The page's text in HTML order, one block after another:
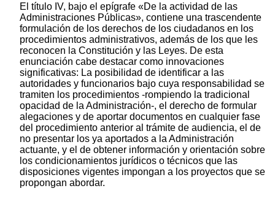
El título IV, bajo el epígrafe «De la actividad de las
Administraciones Públicas», contiene una trascendente
formulación de los derechos de los ciudadanos en los
procedimientos administrativos, además de los que les
reconocen la Constitución y las Leyes. De esta
enunciación cabe destacar como innovaciones
significativas: La posibilidad de identificar a las
autoridades y funcionarios bajo cuya responsabilidad se
tramiten los procedimientos -rompiendo la tradicional
opacidad de la Administración-, el derecho de formular
alegaciones y de aportar documentos en cualquier fase
del procedimiento anterior al trámite de audiencia, el de
no presentar los ya aportados a la Administración
actuante, y el de obtener información y orientación sobre
los condicionamientos jurídicos o técnicos que las
disposiciones vigentes impongan a los proyectos que se
propongan abordar.